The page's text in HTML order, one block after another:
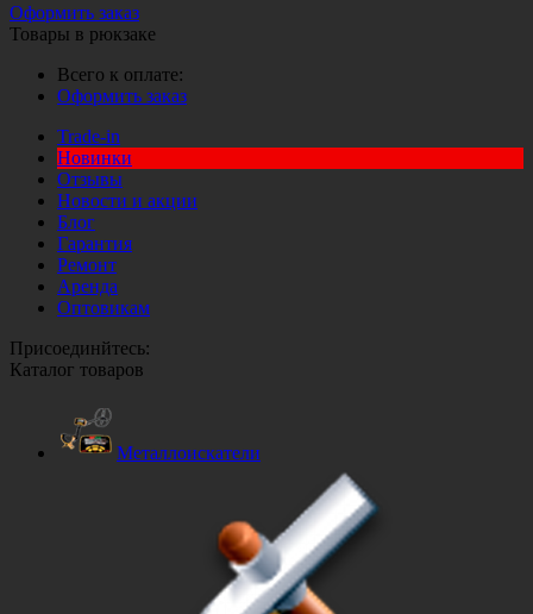
Оформить заказ
Товары в рюкзаке
Всего к оплате:
Оформить заказ
Trade-in
Новинки
Отзывы
Новости и акции
Блог
Гарантия
Ремонт
Аренда
Оптовикам
Присоединйтесь:
Каталог товаров
Металлоискатели